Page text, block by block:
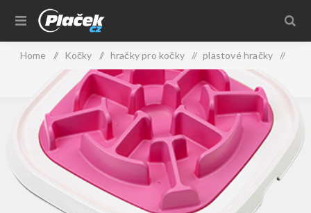
Home / Kočky / hračky pro kočky / plastové hračky /
Savic plastové hračky